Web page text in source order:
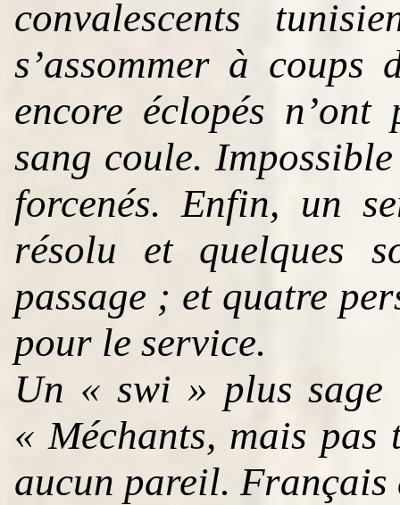
convalescents
s’assommer à coups
encore éclopés
sang coule.
forcenés. Enfin, un
résolu et quelques
passage ; et quatre
pour le service.
Un « swi » plus sage
« Méchants, mais
aucun pareil. Français